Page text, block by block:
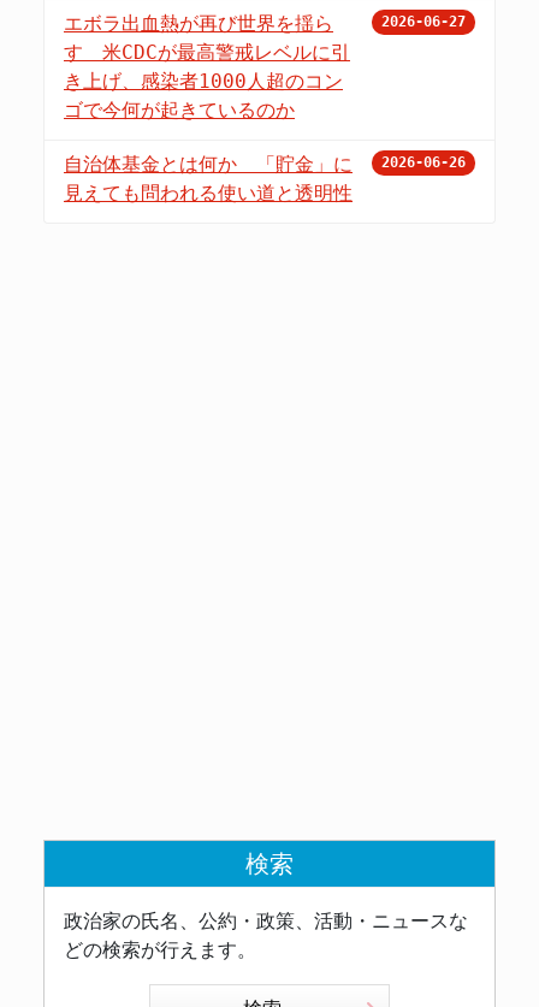
エボラ出血熱が再び世界を揺ら
す 米CDCが最高警戒レベルに引
き上げ、感染者1000人超のコン
ゴで今何が起きているのか
2026-06-27
自治体基金とは何か 「貯金」に
見えても問われる使い道と透明性
2026-06-26
検索
政治家の氏名、公約・政策、活動・ニュースな
どの検索が行えます。